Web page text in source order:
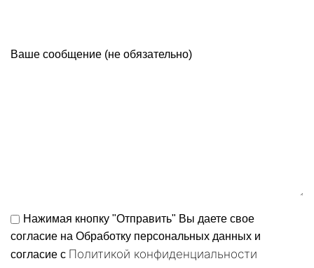
Ваше сообщение (не обязательно)
Нажимая кнопку "Отправить" Вы даете свое
согласие на Обработку персональных данных и
согласие c Политикой конфиденциальности